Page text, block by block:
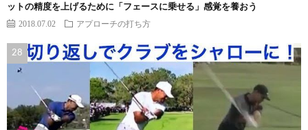
ットの精度を上げるために「フェースに乗せる」感覚を養おう
2018.07.02 アプローチの打ち方